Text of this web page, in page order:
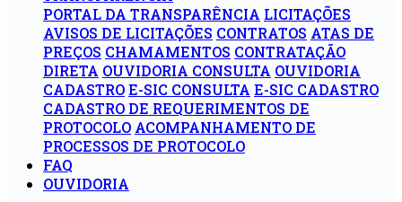
PORTAL DA TRANSPARÊNCIA LICITAÇÕES
AVISOS DE LICITAÇÕES CONTRATOS ATAS DE
PREÇOS CHAMAMENTOS CONTRATAÇÃO
DIRETA OUVIDORIA CONSULTA OUVIDORIA
CADASTROE-SIC CONSULTA E-SIC CADASTRO
CADASTRO DE REQUERIMENTOS DE
PROTOCOLO ACOMPANHAMENTO DE
PROCESSOS DE PROTOCOLO
FAQ
OUVIDORIA